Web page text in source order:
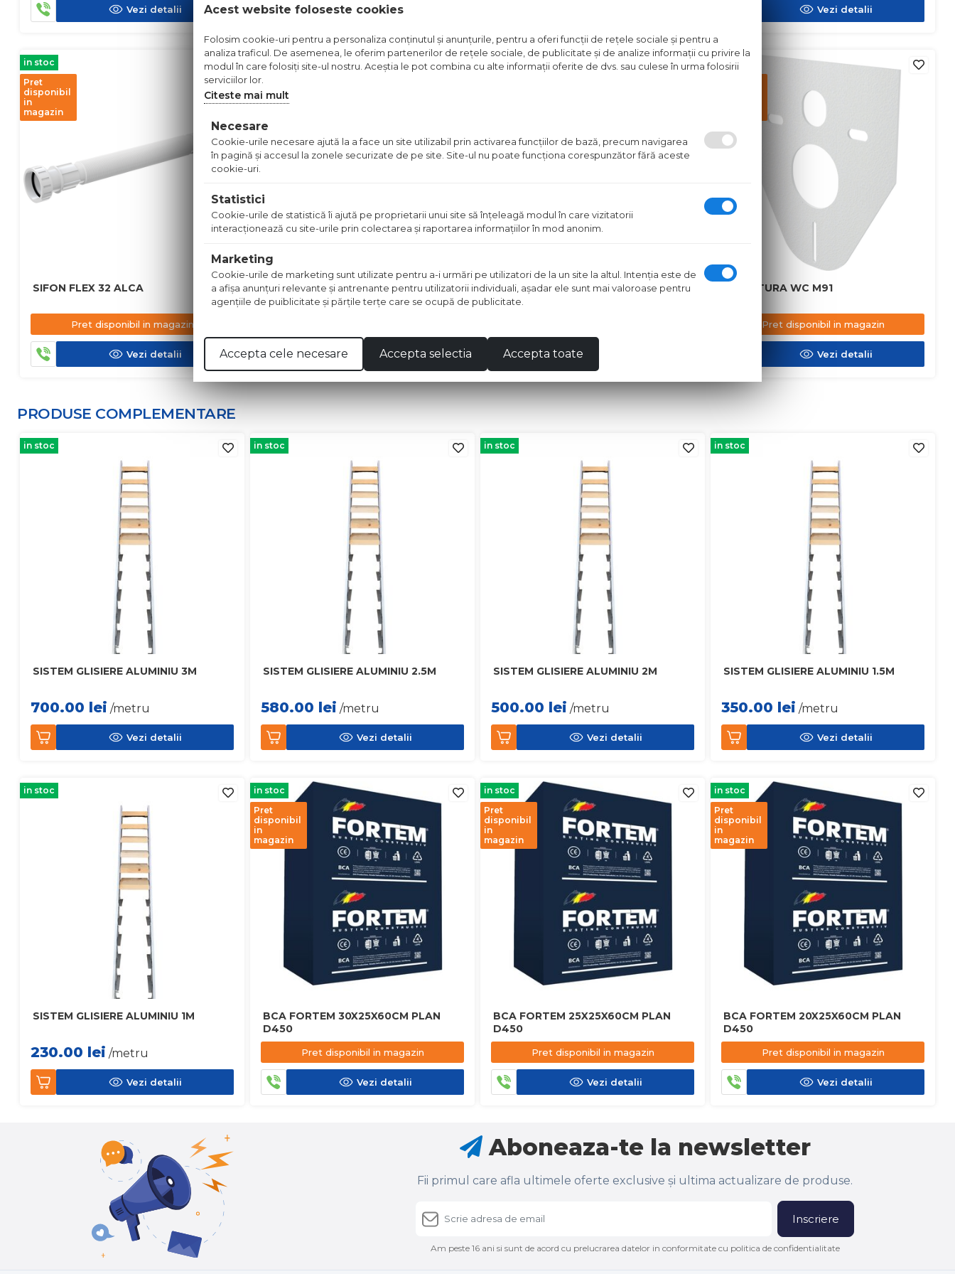
Vezi detalii Vezi detalii Vezi detalii
in stoc
Pret
disponibil
in
magazin
SIFON FLEX 32 ALCA
Pret disponibil in magazin
Vezi detalii
in stoc
Pret
disponibil
in
SIFON CADA ALCA A501
Vezi detalii
in stoc
LEGATURA MS ALCA APS2
in stoc
GARNITURA WC M91
Pret disponibil in magazin
Vezi detalii
PRODUSE COMPLEMENTARE
in stoc
SISTEM GLISIERE ALUMINIU 3M
700.00 lei /metru
Vezi detalii
in stoc
SISTEM GLISIERE ALUMINIU 2.5M
580.00 lei /metru
Vezi detalii
in stoc
SISTEM GLISIERE ALUMINIU 2M
500.00 lei /metru
Vezi detalii
in stoc
SISTEM GLISIERE ALUMINIU 1.5M
350.00 lei /metru
Vezi detalii
in stoc
SISTEM GLISIERE ALUMINIU 1M
230.00 lei /metru
Vezi detalii
in stoc
Pret
disponibil
in
magazin
BCA FORTEM 30X25X60CM PLAN
D450
Pret disponibil in magazin
Vezi detalii
in stoc
Pret
disponibil
in
magazin
BCA FORTEM 25X25X60CM PLAN
D450
Pret disponibil in magazin
Vezi detalii
in stoc
Pret
disponibil
in
magazin
BCA FORTEM 20X25X60CM PLAN
D450
Pret disponibil in magazin
Vezi detalii
Aboneaza-te la newsletter
Fii primul care afla ultimele oferte exclusive și ultima actualizare de produse.
Inscriere
Am peste 16 ani si sunt de acord cu prelucrarea datelor in conformitate cu politica de confidentialitate
Acest website foloseste cookies
Folosim cookie-uri pentru a personaliza conținutul și anunțurile, pentru a oferi funcții de rețele sociale și pentru a
analiza traficul. De asemenea, le oferim partenerilor de rețele sociale, de publicitate și de analize informații cu privire la
modul în care folosiți site-ul nostru. Aceștia le pot combina cu alte informații oferite de dvs. sau culese în urma folosirii
serviciilor lor.
Citeste mai mult
Necesare
Cookie-urile necesare ajută la a face un site utilizabil prin activarea funcţiilor de bază, precum navigarea
în pagină şi accesul la zonele securizate de pe site. Site-ul nu poate funcţiona corespunzător fără aceste
cookie-uri.
Statistici
Cookie-urile de statistică îi ajută pe proprietarii unui site să înţeleagă modul în care vizitatorii
interacţionează cu site-urile prin colectarea şi raportarea informaţiilor în mod anonim.
Marketing
Cookie-urile de marketing sunt utilizate pentru a-i urmări pe utilizatori de la un site la altul. Intenţia este de
a afişa anunţuri relevante şi antrenante pentru utilizatorii individuali, aşadar ele sunt mai valoroase pentru
agenţiile de puiblicitate şi părţile terţe care se ocupă de publicitate.
Accepta cele necesare Accepta selectia Accepta toate